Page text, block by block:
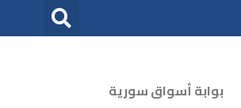
بوابة أسواق سورية